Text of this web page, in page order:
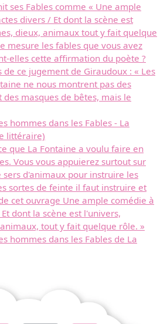
ses Fables comme « Une ample
divers / Et dont la scène est
dieux, animaux tout y fait quelque
mesure les fables que vous avez
elles cette affirmation du poète ?
de ce jugement de Giraudoux : « Les
ne nous montrent pas des
masques de bêtes, mais le
hommes dans les Fables - La
littéraire)
que La Fontaine a voulu faire en
Vous vous appuierez surtout sur
sers d'animaux pour instruire les
sortes de feinte il faut instruire et
cet ouvrage Une ample comédie à
dont la scène est l'univers,
tout y fait quelque rôle. »
hommes dans les Fables de La